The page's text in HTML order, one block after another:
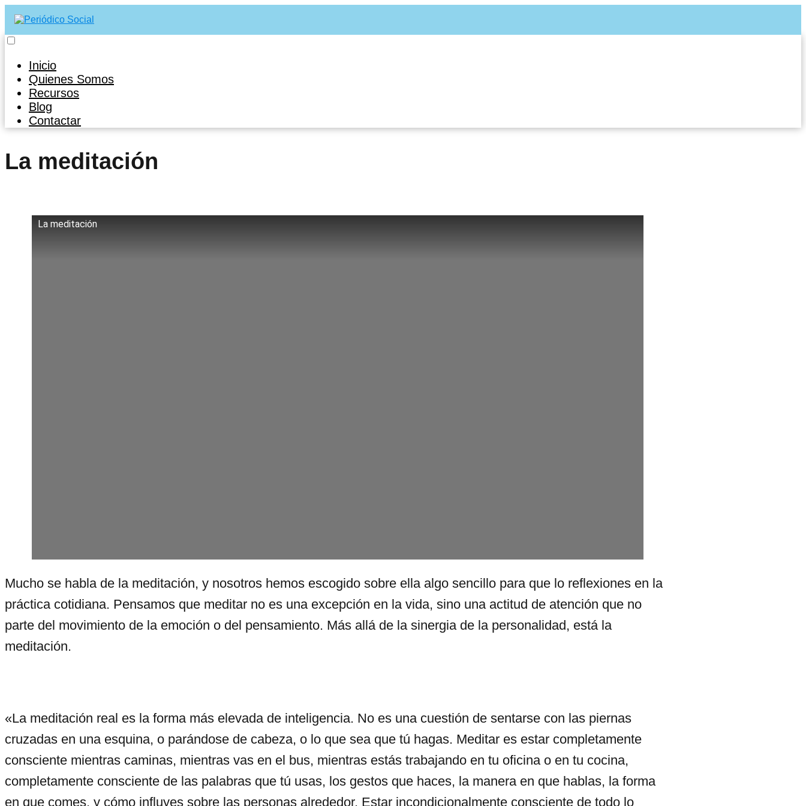
Inicio
Quienes Somos
Recursos
Blog
Contactar
La meditación
La meditación
Mucho se habla de la meditación, y nosotros hemos escogido sobre ella algo sencillo para que lo reflexiones en la
práctica cotidiana. Pensamos que meditar no es una excepción en la vida, sino una actitud de atención que no
parte del movimiento de la emoción o del pensamiento. Más allá de la sinergia de la personalidad, está la
meditación.
«La meditación real es la forma más elevada de inteligencia. No es una cuestión de sentarse con las piernas
cruzadas en una esquina, o parándose de cabeza, o lo que sea que tú hagas. Meditar es estar completamente
consciente mientras caminas, mientras vas en el bus, mientras estás trabajando en tu oficina o en tu cocina,
completamente consciente de las palabras que tú usas, los gestos que haces, la manera en que hablas, la forma
en que comes, y cómo influyes sobre las personas alrededor. Estar incondicionalmente consciente de todo lo